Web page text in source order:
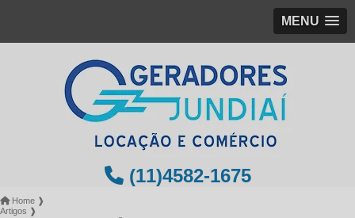
MENU
(11)4582-1675
Home ❱
Artigos ❱